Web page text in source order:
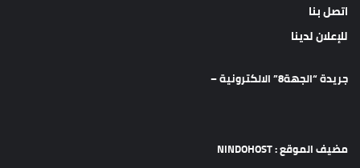
اتصل بنا
للإعلان لدينا
جريدة “الجهة8” الالكترونية –
مضيف الموقع : NINDOHOST